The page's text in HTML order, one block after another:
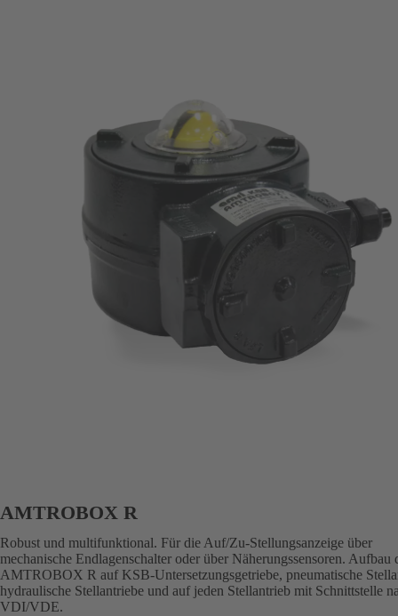
AMTROBOX R
Robust und multifunktional. Für die Auf/Zu-Stellungsanzeige über
mechanische Endlagenschalter oder über Näherungssensoren. Aufbau
AMTROBOX R auf KSB-Untersetzungsgetriebe, pneumatische
hydraulische Stellantriebe und auf jeden Stellantrieb mit Schnittstelle
VDI/VDE.